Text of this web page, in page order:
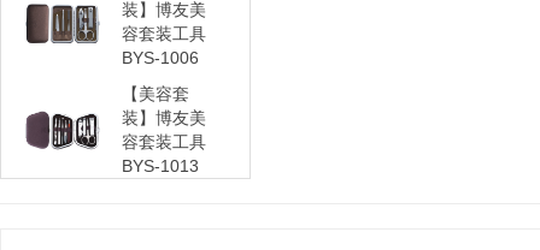
装】博友美
容套装工具
BYS-1006
【美容套
装】博友美
容套装工具
BYS-1013